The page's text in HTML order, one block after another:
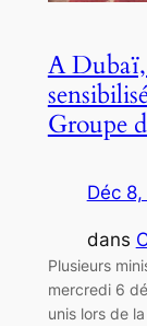
A Dubaï,
Groupe
Déc
dans
Plusieurs
mercredi 6
unis lors de